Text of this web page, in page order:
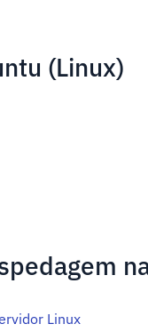
(Linux)
Linux